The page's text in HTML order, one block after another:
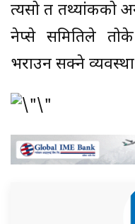
त्यसो त तथ्यांकको
नेप्से समितिले
भराउन सक्ने